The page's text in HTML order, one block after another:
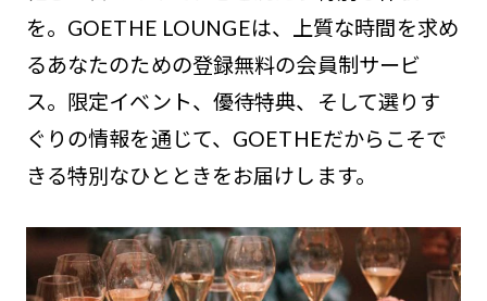
を。GOETHE LOUNGEは、上質な時間を求め
るあなたのための登録無料の会員制サービ
ス。限定イベント、優待特典、そして選りす
ぐりの情報を通じて、GOETHEだからこそで
きる特別なひとときをお届けします。